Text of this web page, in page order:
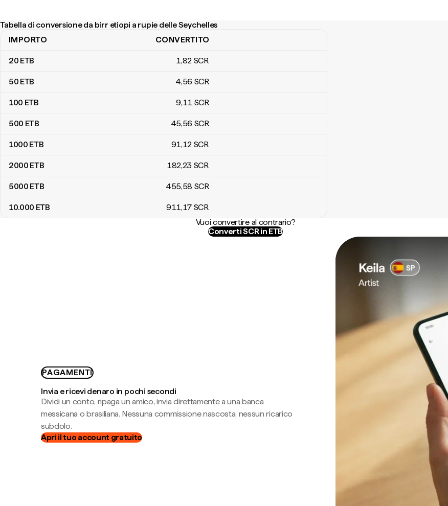
Tabella di conversione da birr etiopi a rupie delle Seychelles
Tabella di conversione da birr etiopi a rupie delle Seychelles
IMPORTO CONVERTITO
20 ETB 1,82 SCR
50 ETB 4,56 SCR
100 ETB 9,11 SCR
500 ETB 45,56 SCR
1000 ETB 91,12 SCR
2000 ETB 182,23 SCR
5000 ETB 455,58 SCR
10.000 ETB 911,17 SCR
Vuoi convertire al contrario?
Converti SCR in ETB
PAGAMENTI
Invia e ricevi denaro in pochi secondi
Dividi un conto, ripaga un amico, invia direttamente a una banca
messicana o brasiliana. Nessuna commissione nascosta, nessun ricarico
subdolo.
Apri il tuo account gratuito